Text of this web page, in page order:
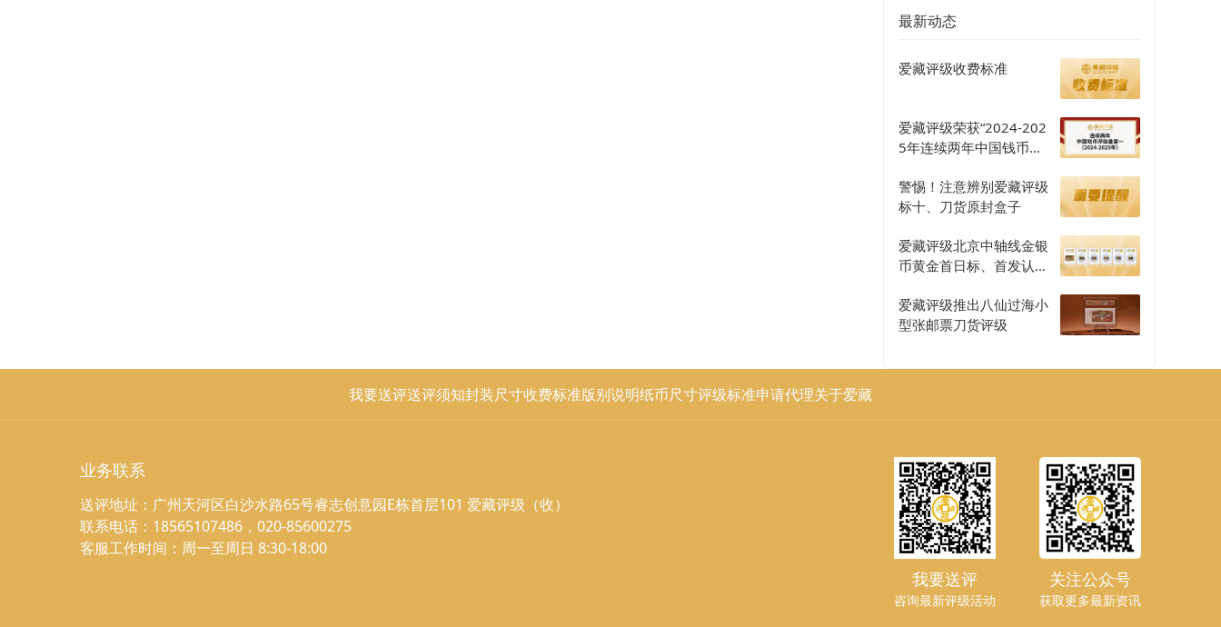
最新动态
爱藏评级收费标准
爱藏评级荣获“2024-202
5年连续两年中国钱币评
警惕！注意辨别爱藏评级
标十、刀货原封盒子
爱藏评级北京中轴线金银
币黄金首日标、首发认证
爱藏评级推出八仙过海小
型张邮票刀货评级
我要送评送评须知封装尺寸收费标准版别说明纸币尺寸评级标准申请代理关于爱藏
业务联系
送评地址：广州天河区白沙水路65号睿志创意园E栋首层101 爱藏评级（收）
联系电话：18565107486，020-85600275
客服工作时间：周一至周日 8:30-18:00
我要送评
咨询最新评级活动
关注公众号
获取更多最新资讯